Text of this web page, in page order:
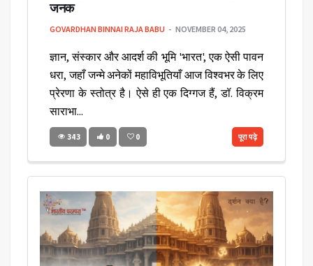
जनक
GOVARDHAN BINNAI RAJA BABU NOVEMBER 04, 2025
ज्ञान, संस्कार और आदर्श की भूमि 'भारत', एक ऐसी पावन
धरा, जहाँ जन्मे अनेकों महाविभूतियाँ आज विश्वभर के लिए
प्रेरणा के स्तोत्र है। ऐसे ही एक दिग्गज हैं, डॉ. विक्रम
साराभा...
343 0 0 पूरा पढ़े